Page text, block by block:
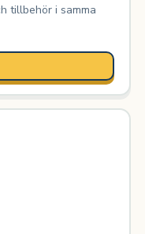
tillbehör i samma